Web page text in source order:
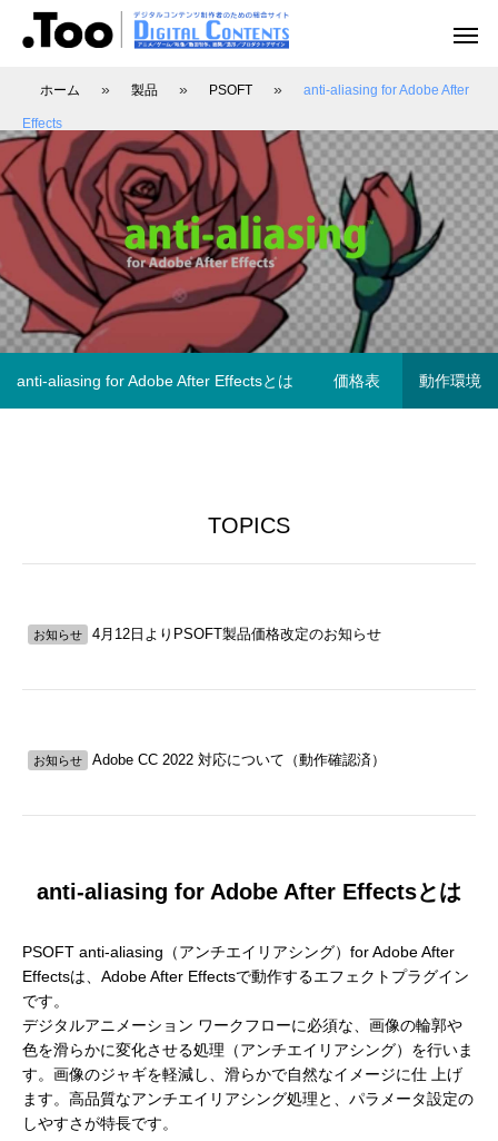
アニメーション制作 映像制作・動画配信
アニマル・モデリング 動物造形解剖学 増
2026.04.15
Autodesk CG Festa
2026.03.25
アニメーション（レポート） 映像動画配信（レポート）
る、”エフェクト表現”最前線～
ェ門）
【イベントレポート】『機動戦士ガンダム
Autodesk CG Festa 2026
2026.07.14
【イベントレポー
バーコネクトツー）
2026.07.13
アニメーション制作（現場事例）
[外部事例]「泣きたい私は猫をかぶる」監
2020.06.18
[外部事例]「ペンギ
2018.08.17
ホーム » 製品 » PSOFT » anti-aliasing for Adobe After
Effects
anti-aliasing for Adobe After Effectsとは 価格表 動作環境
TOPICS
お知らせ 4月12日よりPSOFT製品価格改定のお知らせ
お知らせ Adobe CC 2022 対応について（動作確認済）
anti-aliasing for Adobe After Effectsとは
PSOFT anti-aliasing（アンチエイリアシング）for Adobe After
Effectsは、Adobe After Effectsで動作するエフェクトプラグイン
です。
デジタルアニメーション ワークフローに必須な、画像の輪郭や
色を滑らかに変化させる処理（アンチエイリアシング）を行いま
す。画像のジャギを軽減し、滑らかで自然なイメージに仕 上げ
ます。高品質なアンチエイリアシング処理と、パラメータ設定の
しやすさが特長です。